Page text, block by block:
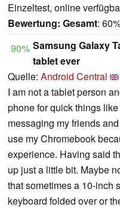
Einzeltest, online
Bewertung: Gesamt:
90% Samsung Galaxy
tablet ever
Quelle: Android Central
I am not a tablet person
phone for quick things
messaging my friends
use my Chromebook
experience. Having said
up just a little bit. Maybe
that sometimes a 10-inch
keyboard folded over or